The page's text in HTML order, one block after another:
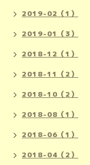
2019-02（1）
2019-01（3）
2018-12（1）
2018-11（2）
2018-10（2）
2018-08（1）
2018-06（1）
2018-04（2）